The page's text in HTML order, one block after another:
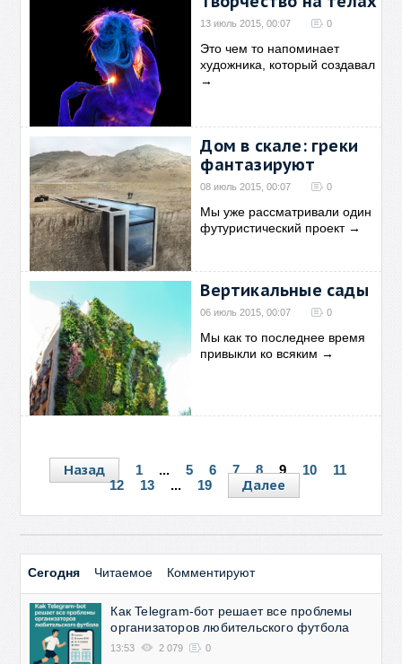
13 июль 2015, 00:07 0
Это чем то напоминает
художника, который создавал
→
Дом в скале: греки
фантазируют
08 июль 2015, 00:07 0
Мы уже рассматривали один
футуристический проект→
Вертикальные сады
06 июль 2015, 00:07 0
Мы как то последнее время
привыкли ко всяким →
Назад 1 ... 5 6 7 8 9 10
11
12
13 ... 19 Далее
Сегодня Читаемое Комментируют
Как Telegram-бот решает все проблемы
организаторов любительского футбола
13:53 2 079 0